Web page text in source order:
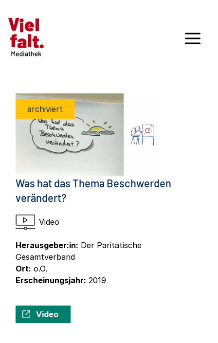
archiviert
Was hat das Thema Beschwerden
verändert?
Video
Herausgeber:in: Der Paritätische
Gesamtverband
Ort: o.O.
Erscheinungsjahr: 2019
Video